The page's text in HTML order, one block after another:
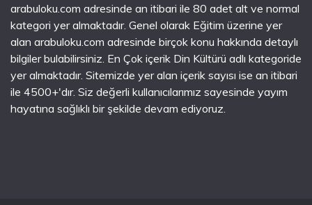
arabuloku.com adresinde an itibari ile 80 adet alt ve normal
kategori yer almaktadır. Genel olarak Eğitim üzerine yer
alan arabuloku.com adresinde birçok konu hakkında detaylı
bilgiler bulabilirsiniz. En Çok içerik Din Kültürü adlı kategoride
yer almaktadır. Sitemizde yer alan içerik sayısı ise an itibari
ile 4500+'dır. Siz değerli kullanıcılarımız sayesinde yayım
hayatına sağlıklı bir şekilde devam ediyoruz.